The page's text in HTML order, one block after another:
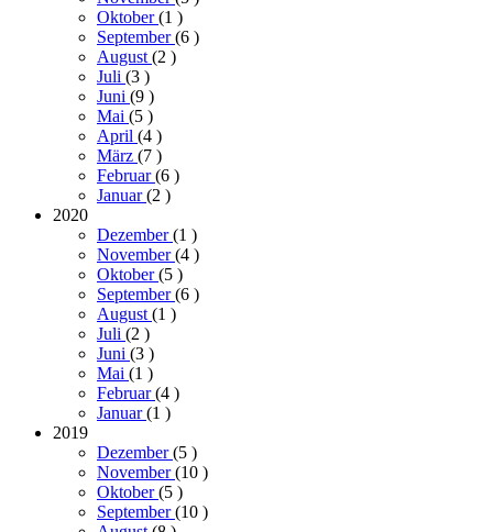
Oktober(1 )
September(6 )
August(2 )
Juli (3 )
Juni (9 )
Mai (5 )
April (4 )
März (7 )
Februar(6 )
Januar(2 )
2020
Dezember(1 )
November(4 )
Oktober(5 )
September(6 )
August(1 )
Juli (2 )
Juni (3 )
Mai (1 )
Februar(4 )
Januar(1 )
2019
Dezember(5 )
November(10 )
Oktober(5 )
September(10 )